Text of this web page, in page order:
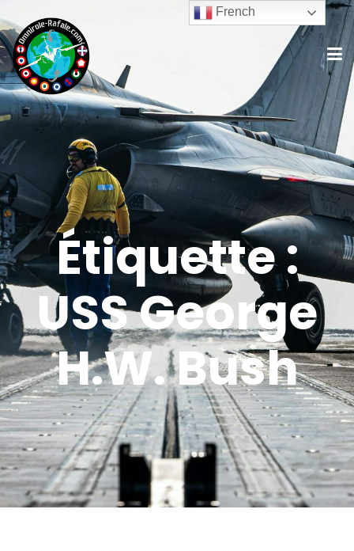
Étiquette :
USS George
H.W. Bush
French